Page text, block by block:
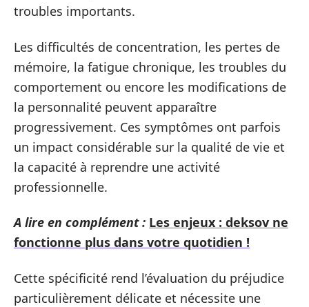
troubles importants.
Les difficultés de concentration, les pertes de
mémoire, la fatigue chronique, les troubles du
comportement ou encore les modifications de
la personnalité peuvent apparaître
progressivement. Ces symptômes ont parfois
un impact considérable sur la qualité de vie et
la capacité à reprendre une activité
professionnelle.
A lire en complément : Les enjeux : deksov ne
fonctionne plus dans votre quotidien !
Cette spécificité rend l’évaluation du préjudice
particulièrement délicate et nécessite une